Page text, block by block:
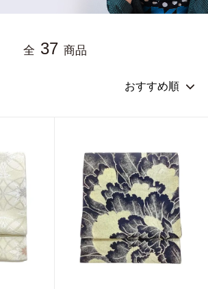
全 37 商品